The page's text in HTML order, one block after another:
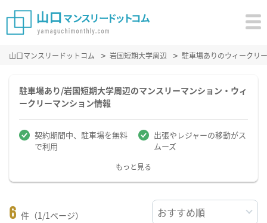
山口マンスリードットコム 岩国短期大学周辺 駐車場ありのウィークリ
駐車場あり/岩国短期大学周辺のマンスリーマンション・ウィ
ークリーマンション情報
契約期間中、駐車場を無料
で利用
出張やレジャーの移動がス
ムーズ
もっと見る
6 件（1/1ページ）